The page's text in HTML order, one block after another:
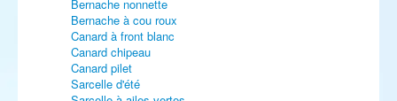
Bernache nonnette
Bernache à cou roux
Canard à front blanc
Canard chipeau
Canard pilet
Sarcelle d'été